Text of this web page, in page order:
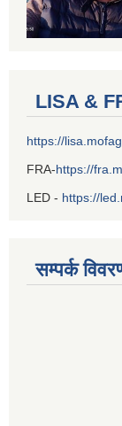
LISA &
https://
FRA-https://
LED - https://
सम्पर्क